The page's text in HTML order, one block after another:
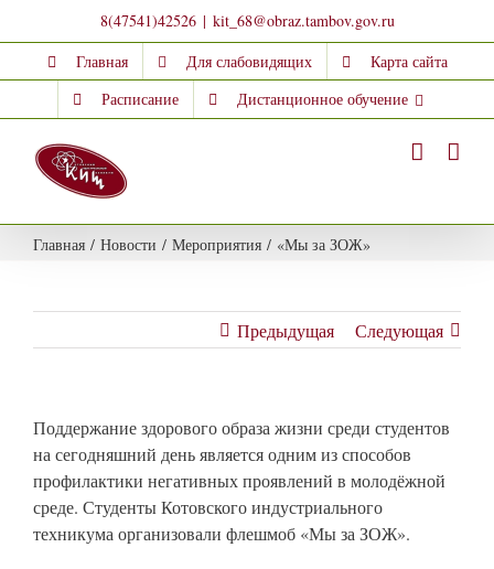
to
content
8(47541)42526 | kit_68@obraz.tambov.gov.ru
Главная
Для слабовидящих
Карта сайта
Расписание
Дистанционное обучение
Главная / Новости / Мероприятия / «Мы за ЗОЖ»
Предыдущая Следующая
Поддержание здорового образа жизни среди студентов
на сегодняшний день является одним из способов
профилактики негативных проявлений в молодёжной
среде. Студенты Котовского индустриального
техникума организовали флешмоб «Мы за ЗОЖ».